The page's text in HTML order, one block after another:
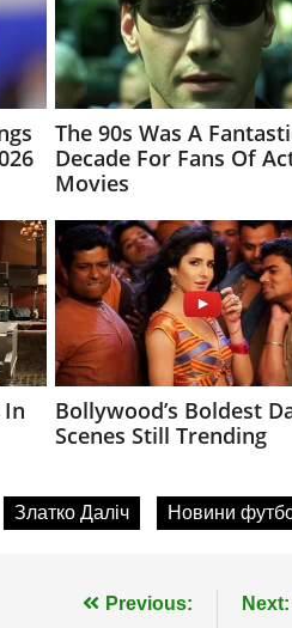
Златко Даліч Новини
Previous: Next: